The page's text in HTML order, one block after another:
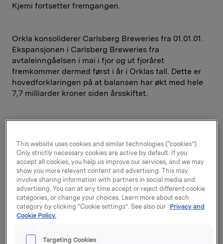
Kjemi fortsetter fremgangen.
Orkla konsoliderer Carlsberg Breweries fra 01.01.01.
Ekspansjonen i Carlsberg Breweries fra
avtaleinngåelsen i mai i fjor og ut fjoråret
fremkommer dermed først i år i Orklas tall. Dette er
hovedforklaringen på at balansen har økt med hele
7,7 milliarder kroner siden årsskiftet.
goodwillavskrivninger og engangsposter er resultat
pr. aksje 7,8 kr i første halvår, mot 7,5 kr samme
periode i 2000.
MERKEVARER
- Orkla Foods fikk et driftsresultat på 303 mill. kroner
Resultatsvekkelsen skyldes i hovedsak at den
This website uses cookies and similar technologies (“cookies”).
Only strictly necessary cookies are active by default. If you
accept all cookies, you help us improve our services, and we may
show you more relevant content and advertising. This may
involve sharing information with partners in social media and
advertising. You can at any time accept or reject different cookie
categories, or change your choices. Learn more about each
category by clicking “Cookie settings”. See also our Privacy and
Cookie Policy.
Targeting Cookies